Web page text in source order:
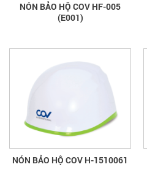
NÓN BẢO HỘ COV HF-005
(E001)
NÓN BẢO HỘ COV H-1510061